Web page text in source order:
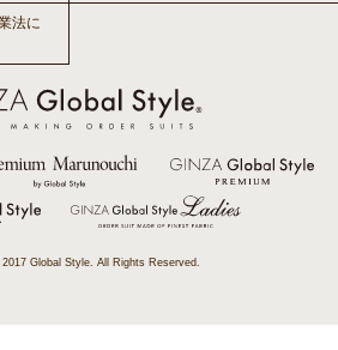
法に
Global Style. All Rights Reserved.